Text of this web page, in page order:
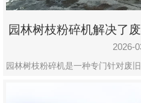
园林树枝粉碎机解决了
利
2026-
园林树枝粉碎机是一种专门针对废